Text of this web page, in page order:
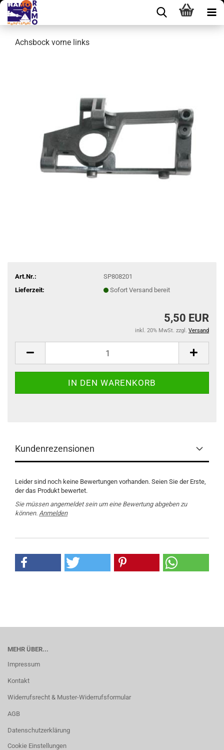
Achsbock vorne links
Art.Nr.:
SP808201
Lieferzeit:
Sofort Versand bereit
5,50 EUR
inkl. 20% MwSt. zzgl. Versand
Kundenrezensionen
Leider sind noch keine Bewertungen vorhanden. Seien Sie der Erste,
der das Produkt bewertet.
Sie müssen angemeldet sein um eine Bewertung abgeben zu
können. Anmelden
MEHR ÜBER...
Impressum
Kontakt
Widerrufsrecht & Muster-Widerrufsformular
AGB
Datenschutzerklärung
Cookie Einstellungen